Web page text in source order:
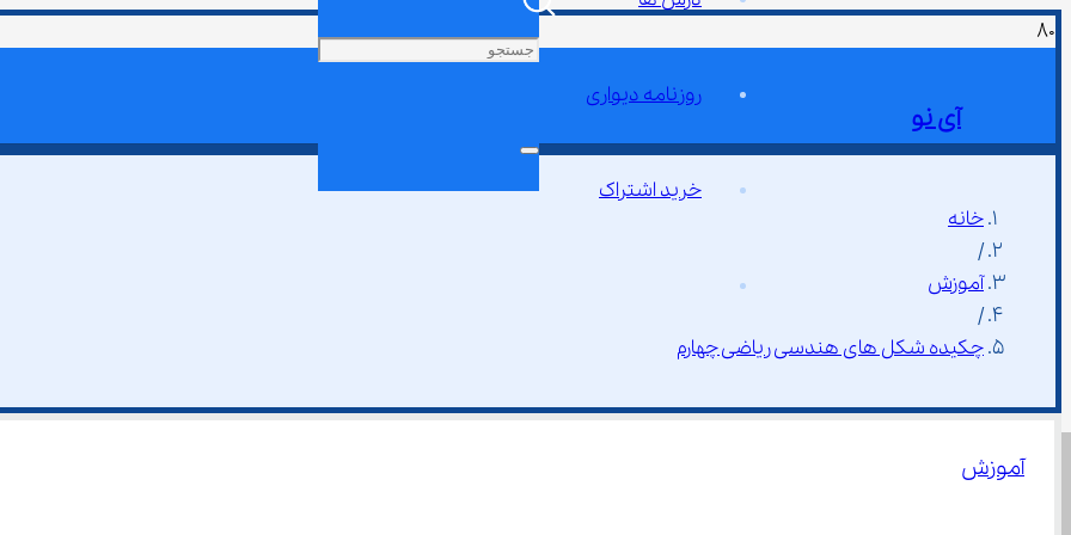
آی نو
روزنامه دیواری
خرید اشتراک
خانه
/
آموزش
/
چکیده شکل های هندسی ریاضی چهارم
آموزش